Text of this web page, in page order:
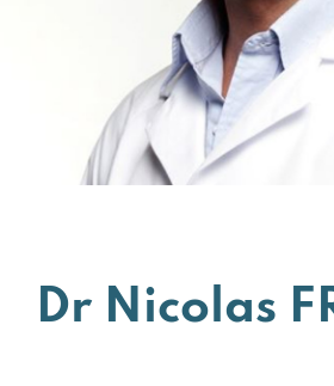
Dr Nicolas